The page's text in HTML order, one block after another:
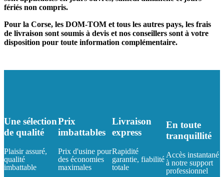
fériés non compris.
Pour la Corse, les DOM-TOM et tous les autres pays, les frais
de livraison sont soumis à devis et nos conseillers sont à votre
disposition pour toute information complémentaire.
Une sélection
de qualité
Plaisir assuré,
qualité
imbattable
Prix
imbattables
Prix d'usine pour
des économies
maximales
Livraison
express
Rapidité
garantie, fiabilité
totale
En toute
tranquillité
Accès instantané
à notre support
professionnel